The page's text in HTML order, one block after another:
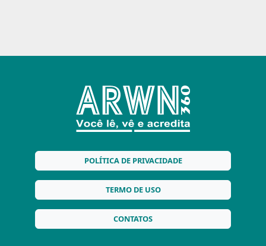
POLÍTICA DE PRIVACIDADE
TERMO DE USO
CONTATOS